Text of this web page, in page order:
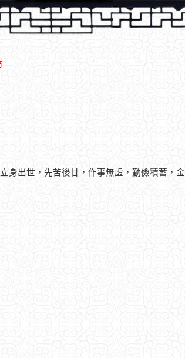
身出世，先苦後甘，作事無虛，勤儉積蓄，金